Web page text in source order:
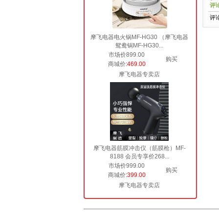
摩飞电器电火锅MF-HG30 （摩飞电器
鸳鸯锅MF-HG30...
市场价899.00
购买
商城价:469.00
摩飞电器专卖店
摩飞电器筋膜冲击仪（筋膜枪）MF-
8188 会员专享价268...
市场价999.00
购买
商城价:399.00
摩飞电器专卖店
评
评